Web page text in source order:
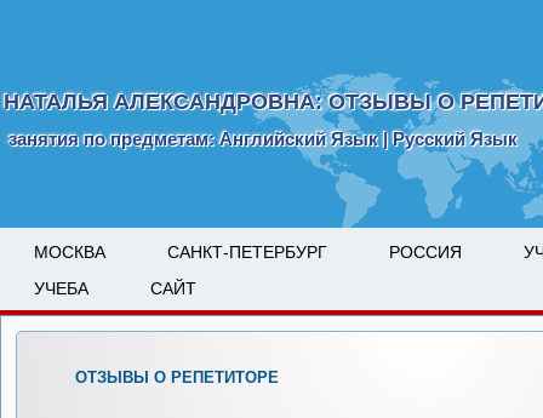
НАТАЛЬЯ АЛЕКСАНДРОВНА: ОТЗЫВЫ О
занятия по предметам: Английский Язык | Русский Язык
МОСКВА САНКТ-ПЕТЕРБУРГ РОССИЯ
УЧЕБА
САЙТ
ОТЗЫВЫ О РЕПЕТИТОРЕ